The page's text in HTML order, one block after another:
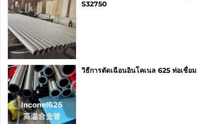
S32750
วิธีการตัดเฉือนอินโคเนล 625 ท่อเชื่อม